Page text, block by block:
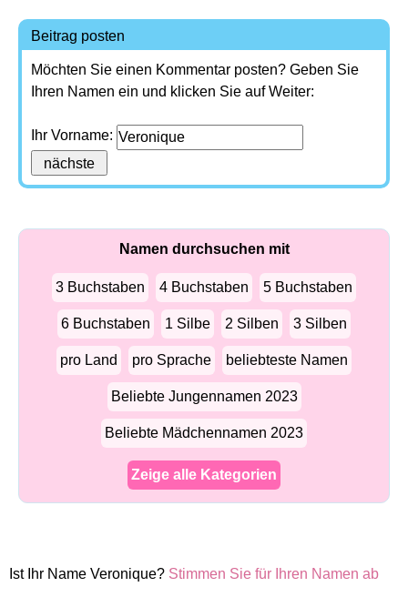
Beitrag posten
Möchten Sie einen Kommentar posten? Geben Sie
Ihren Namen ein und klicken Sie auf Weiter:
Ihr Vorname:
Namen durchsuchen mit
3 Buchstaben 4 Buchstaben 5 Buchstaben
6 Buchstaben 1 Silbe 2 Silben 3 Silben
pro Land pro Sprache beliebteste Namen
Beliebte Jungennamen 2023
Beliebte Mädchennamen 2023
Zeige alle Kategorien
Ist Ihr Name Veronique? Stimmen Sie für Ihren Namen ab